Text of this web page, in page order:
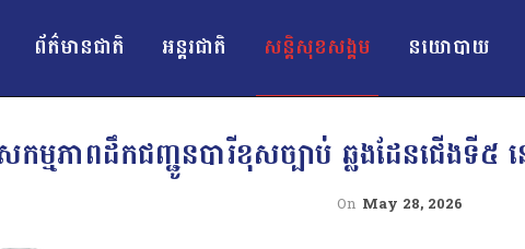
ព័ត៌មានជាតិ អន្ដរជាតិ សន្តិសុខសង្គម នយោបាយ
សកម្មភាពដឹកជញ្ជូនបារីខុសច្បាប់ ឆ្លងដែនជើងទី
On May 28, 2026